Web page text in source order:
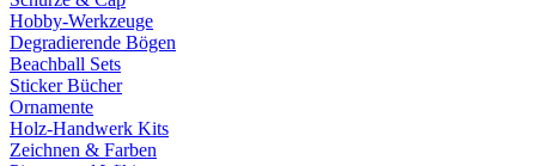
Hobby-Werkzeuge
Degradierende Bögen
Beachball Sets
Sticker Bücher
Ornamente
Holz-Handwerk Kits
Zeichnen & Farben